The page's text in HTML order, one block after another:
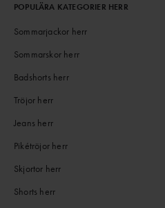
POPULÄRA KATEGORIER HERR
Sommarjackor herr
Sommarskor herr
Badshorts herr
Tröjor herr
Jeans herr
Pikétröjor herr
Skjortor herr
Shorts herr